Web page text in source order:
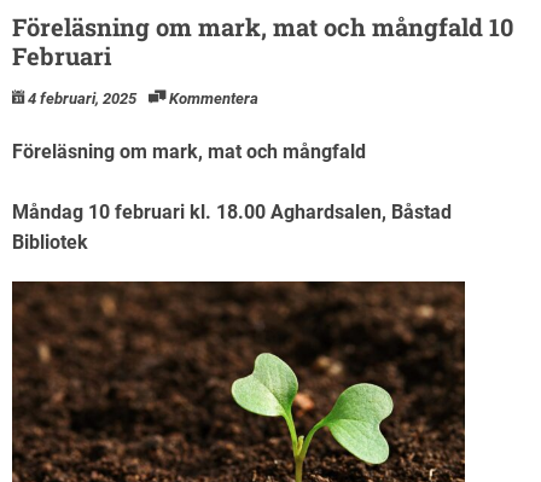
Föreläsning om mark, mat och mångfald 10
Februari
4 februari, 2025 Kommentera
Föreläsning om mark, mat och mångfald
Måndag 10 februari kl. 18.00 Aghardsalen, Båstad
Bibliotek